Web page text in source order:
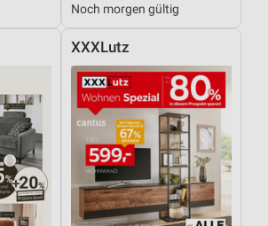
Noch morgen gültig
XXXLutz